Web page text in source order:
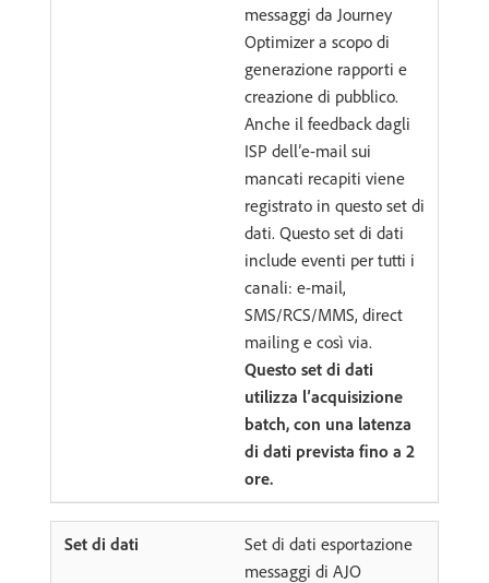
messaggi da Journey
Optimizer a scopo di
generazione rapporti e
creazione di pubblico.
Anche il feedback dagli
ISP dell’e-mail sui
mancati recapiti viene
registrato in questo set di
dati. Questo set di dati
include eventi per tutti i
canali: e-mail,
SMS/RCS/MMS, direct
mailing e così via.
Questo set di dati
utilizza l’acquisizione
batch, con una latenza
di dati prevista fino a 2
ore.
Set di dati esportazione
messaggi di AJO